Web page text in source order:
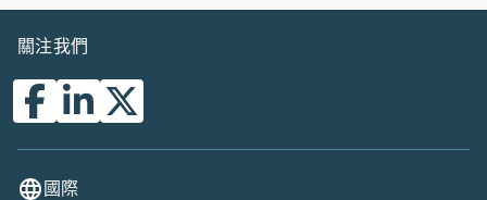
關注我們
國際